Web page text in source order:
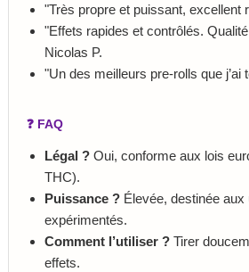
"Très propre et puissant, excellent
"Effets rapides et contrôlés.
Nicolas P.
"Un des meilleurs pre‑rolls que
❓ FAQ
Légal ? Oui, conforme aux lois
THC).
Puissance ? Élevée, destinée aux
expérimentés.
Comment l’utiliser ? Tirer
effets.